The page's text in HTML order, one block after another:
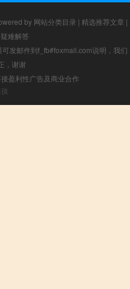
by 网站分类目录 | 精选推荐文章 |
疑难解答
发邮件到f_fb#foxmail.com说明，我们
，谢谢
盈利性广告及商业合作